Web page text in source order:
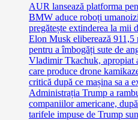
AUR lansează platforma
BMW aduce roboți
pregătește extinderea la mii
Elon Musk eliberează
pentru a îmbogăți sute de
Vladimir Tkachuk, apropiat
care produce drone
critică după ce mașina sa a
Administrația Trump a
companiilor americane,
tarifele impuse de Trump